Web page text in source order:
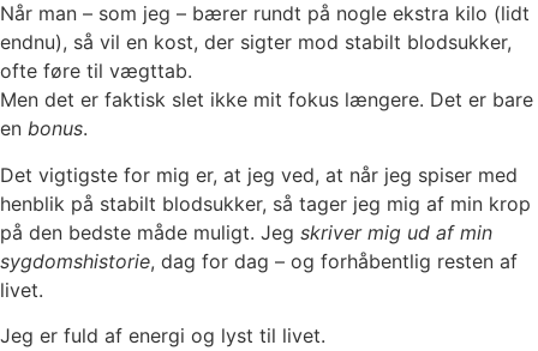
Når man – som jeg – bærer rundt på nogle ekstra kilo (lidt
endnu), så vil en kost, der sigter mod stabilt blodsukker,
ofte føre til vægttab.
Men det er faktisk slet ikke mit fokus længere. Det er bare
en bonus.
Det vigtigste for mig er, at jeg ved, at når jeg spiser med
henblik på stabilt blodsukker, så tager jeg mig af min krop
på den bedste måde muligt. Jeg skriver mig ud af min
sygdomshistorie, dag for dag – og forhåbentlig resten af
livet.
Jeg er fuld af energi og lyst til livet.